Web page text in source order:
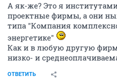
А як-же? Это я
проектные фирмы, а они
типа "Компания
энергетике"
Как и в любую другую
низко- и
ОТВЕТИТЬ